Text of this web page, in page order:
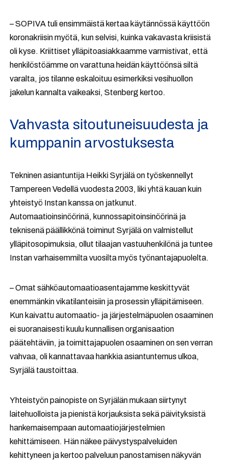
– SOPIVA tuli ensimmäistä kertaa käytännössä käyttöön
koronakriisin myötä, kun selvisi, kuinka vakavasta kriisistä
oli kyse. Kriittiset ylläpitoasiakkaamme varmistivat, että
henkilöstöämme on varattuna heidän käyttöönsä siltä
varalta, jos tilanne eskaloituu esimerkiksi vesihuollon
jakelun kannalta vaikeaksi, Stenberg kertoo.
Vahvasta sitoutuneisuudesta ja
kumppanin arvostuksesta
Tekninen asiantuntija Heikki Syrjälä on työskennellyt
Tampereen Vedellä vuodesta 2003, liki yhtä kauan kuin
yhteistyö Instan kanssa on jatkunut.
Automaatioinsinöörinä, kunnossapitoinsinöörinä ja
teknisenä päällikkönä toiminut Syrjälä on valmistellut
ylläpitosopimuksia, ollut tilaajan vastuuhenkilönä ja tuntee
Instan varhaisemmilta vuosilta myös työnantajapuolelta.
– Omat sähköautomaatioasentajamme keskittyvät
enemmänkin vikatilanteisiin ja prosessin ylläpitämiseen.
Kun kaivattu automaatio- ja järjestelmäpuolen osaaminen
ei suoranaisesti kuulu kunnallisen organisaation
päätehtäviin, ja toimittajapuolen osaaminen on sen verran
vahvaa, oli kannattavaa hankkia asiantuntemus ulkoa,
Syrjälä taustoittaa.
Yhteistyön painopiste on Syrjälän mukaan siirtynyt
laitehuolloista ja pienistä korjauksista sekä päivityksistä
hankemaisempaan automaatiojärjestelmien
kehittämiseen. Hän näkee päivystyspalveluiden
kehittyneen ja kertoo palveluun panostamisen näkyvän